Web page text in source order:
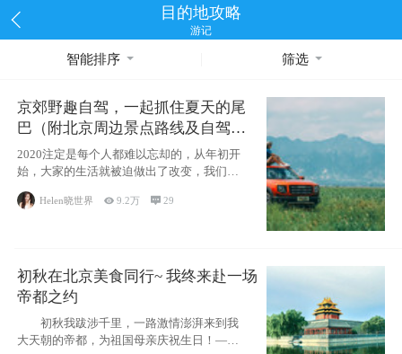
目的地攻略
游记
智能排序 筛选
京郊野趣自驾，一起抓住夏天的尾
巴（附北京周边景点路线及自驾攻
略）
2020注定是每个人都难以忘却的，从年初开
始，大家的生活就被迫做出了改变，我们也
不例外。本来双双辞职是为
Helen晓世界 9.2万 29
初秋在北京美食同行~ 我终来赴一场
帝都之约
初秋我跋涉千里，一路激情澎湃来到我
大天朝的帝都，为祖国母亲庆祝生日！——